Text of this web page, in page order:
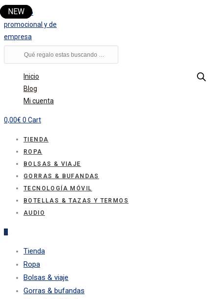
al
contenido
Búsqueda
de
productos
Inicio
Blog
Mi cuenta
0,00€ 0 Cart
TIENDA
ROPA
BOLSAS & VIAJE
GORRAS & BUFANDAS
TECNOLOGÍA MÓVIL
BOTELLAS & TAZAS Y TERMOS
AUDIO
0
Tienda
Ropa
Bolsas & viaje
Gorras & bufandas